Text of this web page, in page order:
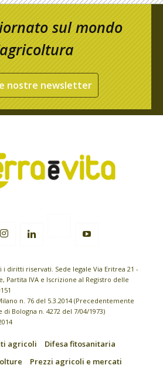
sul mondo
nostre newsletter
diritti riservati. Sede legale Via Eritrea 21 -
Partita IVA e Iscrizione al Registro delle
n. 76 del 5.3.2014 (Precedentemente
Bologna n. 4272 del 7/04/1973)
agricoli
Difesa fitosanitaria
Prezzi agricoli e mercati